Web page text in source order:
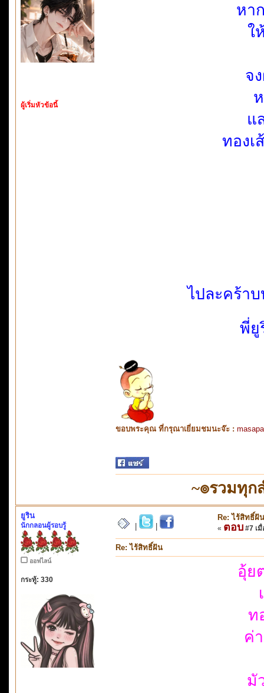
ผู้เริ่มหัวข้อนี้
หา
ใ
จ
แ
ทองเ
ไปละคร้า
พี่ยู
ขอบพระคุณ ที่กรุณาเยี่ยมชมนะจ๊ะ :
~๏รวมทุ
ยูริน
นักกลอนผู้รอบรู้
ออฟไลน์
กระทู้: 330
Re: ไร้สิทธิ์ฝัน
« ตอบ #7 เมื่
Re: ไร้สิทธิ์ฝัน
อุ้ย
ท
ค่
มั